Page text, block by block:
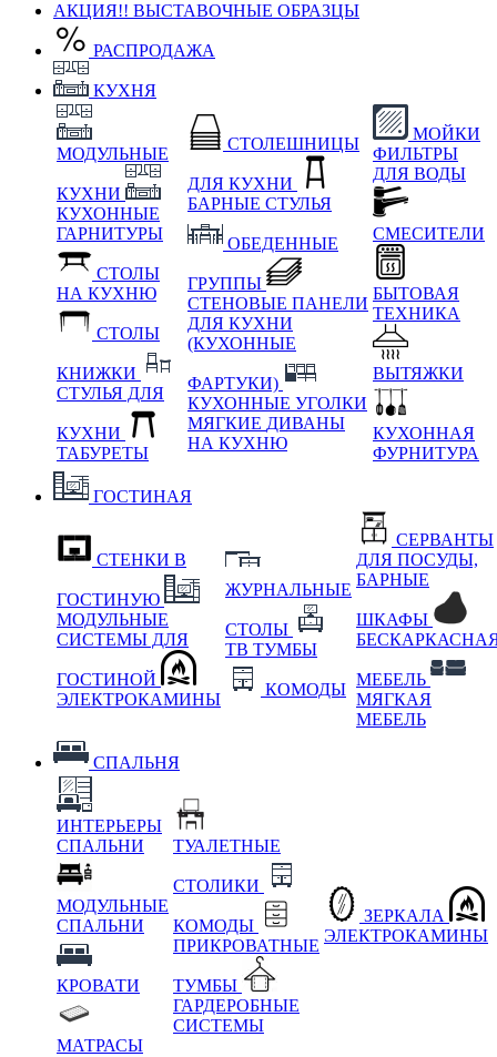
АКЦИЯ!! ВЫСТАВОЧНЫЕ ОБРАЗЦЫ
РАСПРОДАЖА
КУХНЯ
МОДУЛЬНЫЕ
КУХНИ
КУХОННЫЕ
ГАРНИТУРЫ
СТОЛЫ
НА КУХНЮ
СТОЛЫ
КНИЖКИ
СТУЛЬЯ ДЛЯ
КУХНИ
ТАБУРЕТЫ
СТОЛЕШНИЦЫ
ДЛЯ КУХНИ
БАРНЫЕ СТУЛЬЯ
ОБЕДЕННЫЕ
ГРУППЫ
СТЕНОВЫЕ ПАНЕЛИ
ДЛЯ КУХНИ
(КУХОННЫЕ
ФАРТУКИ)
КУХОННЫЕ УГОЛКИ
МЯГКИЕ ДИВАНЫ
НА КУХНЮ
МОЙКИ
ФИЛЬТРЫ
ДЛЯ ВОДЫ
СМЕСИТЕЛИ
БЫТОВАЯ
ТЕХНИКА
ВЫТЯЖКИ
КУХОННАЯ
ФУРНИТУРА
ГОСТИНАЯ
СТЕНКИ В
ГОСТИНУЮ
МОДУЛЬНЫЕ
СИСТЕМЫ ДЛЯ
ГОСТИНОЙ
ЭЛЕКТРОКАМИНЫ
ЖУРНАЛЬНЫЕ
СТОЛЫ
ТВ ТУМБЫ
КОМОДЫ
СЕРВАНТЫ
ДЛЯ ПОСУДЫ,
БАРНЫЕ
ШКАФЫ
МЕБЕЛЬ
МЯГКАЯ
МЕБЕЛЬ
СПАЛЬНЯ
ИНТЕРЬЕРЫ
СПАЛЬНИ
МОДУЛЬНЫЕ
СПАЛЬНИ
КРОВАТИ
МАТРАСЫ
ТУАЛЕТНЫЕ
СТОЛИКИ
КОМОДЫ
ПРИКРОВАТНЫЕ
ТУМБЫ
ГАРДЕРОБНЫЕ
СИСТЕМЫ
ЗЕРКАЛА
ЭЛЕКТРОКАМИНЫ